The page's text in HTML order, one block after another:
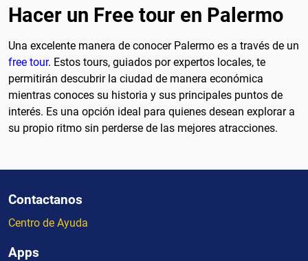
Hacer un Free tour en Palermo
Una excelente manera de conocer Palermo es a través de un
free tour. Estos tours, guiados por expertos locales, te
permitirán descubrir la ciudad de manera económica
mientras conoces su historia y sus principales puntos de
interés. Es una opción ideal para quienes desean explorar a
su propio ritmo sin perderse de las mejores atracciones.
Contactanos
Centro de Ayuda
Apps